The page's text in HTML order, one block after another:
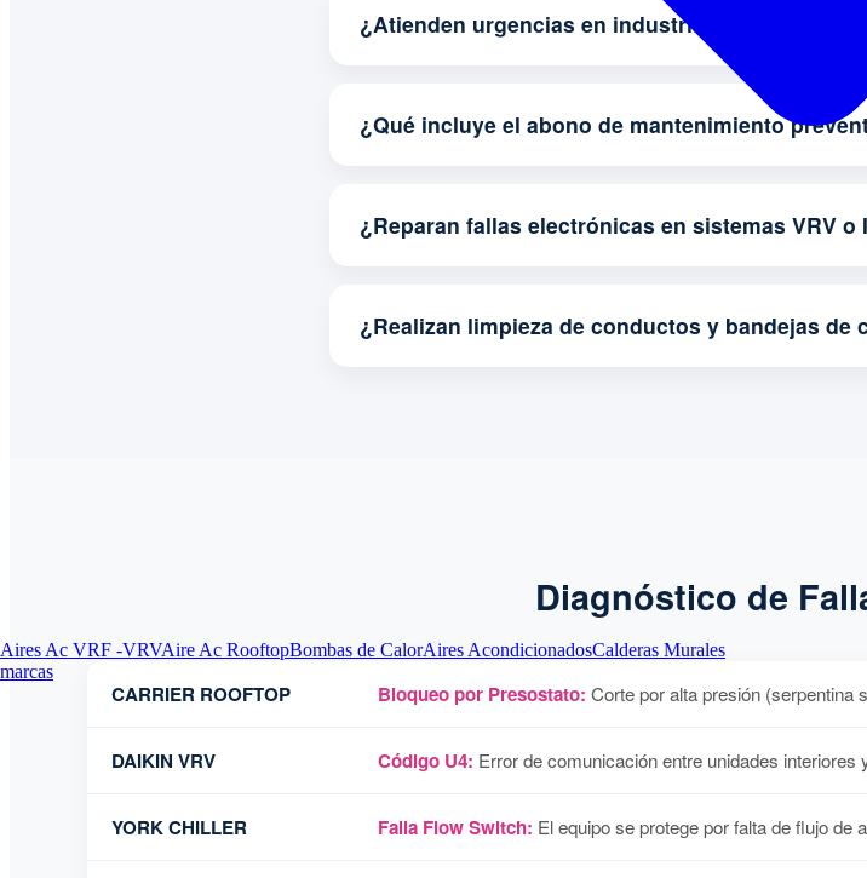
Aires Ac VRF -VRVAire Ac RooftopBombas de CalorAires AcondicionadosCalderas Murales
marcas
¿Atienden urgencias en industrias y comercios
¿Qué incluye el abono de mantenimiento
¿Reparan fallas electrónicas en sistemas VRV o
¿Realizan limpieza de conductos y bandejas de
Diagnóstico de
CARRIER ROOFTOP Bloqueo por Presostato: Corte por alta presión (serpentina
DAIKIN VRV Código U4: Error de comunicación entre unidades
YORK CHILLER Falla Flow Switch: El equipo se protege por falta de flujo de